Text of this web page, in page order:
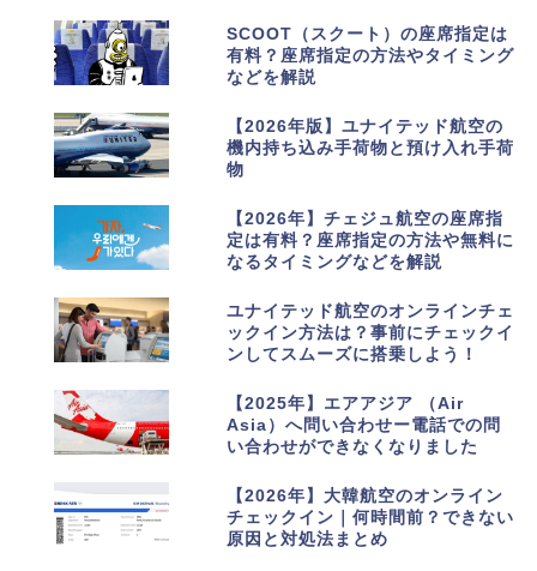
SCOOT（スクート）の座席指定は
有料？座席指定の方法やタイミング
などを解説
【2026年版】ユナイテッド航空の
機内持ち込み手荷物と預け入れ手荷
物
【2026年】チェジュ航空の座席指
定は有料？座席指定の方法や無料に
なるタイミングなどを解説
ユナイテッド航空のオンラインチェ
ックイン方法は？事前にチェックイ
ンしてスムーズに搭乗しよう！
【2025年】エアアジア （Air
Asia）へ問い合わせー電話での問
い合わせができなくなりました
【2026年】大韓航空のオンライン
チェックイン｜何時間前？できない
原因と対処法まとめ